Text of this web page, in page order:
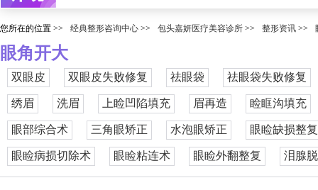
您所在的位置 >> 经典整形咨询中心 >> 包头嘉妍医疗美容诊所 >> 整形资讯 >>
眼角开大
双眼皮 双眼皮失败修复 祛眼袋 祛眼袋失败修复
绣眉 洗眉 上睑凹陷填充 眉再造 睑眶沟填充
眼部综合术 三角眼矫正 水泡眼矫正 眼睑缺损整
眼睑病损切除术 眼睑粘连术 眼睑外翻整复 泪腺